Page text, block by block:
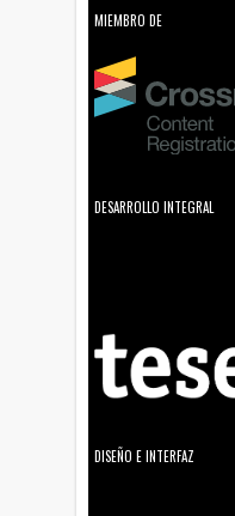
MIEMBRO DE
DESARROLLO INTEGRAL
DISEÑO E INTERFAZ